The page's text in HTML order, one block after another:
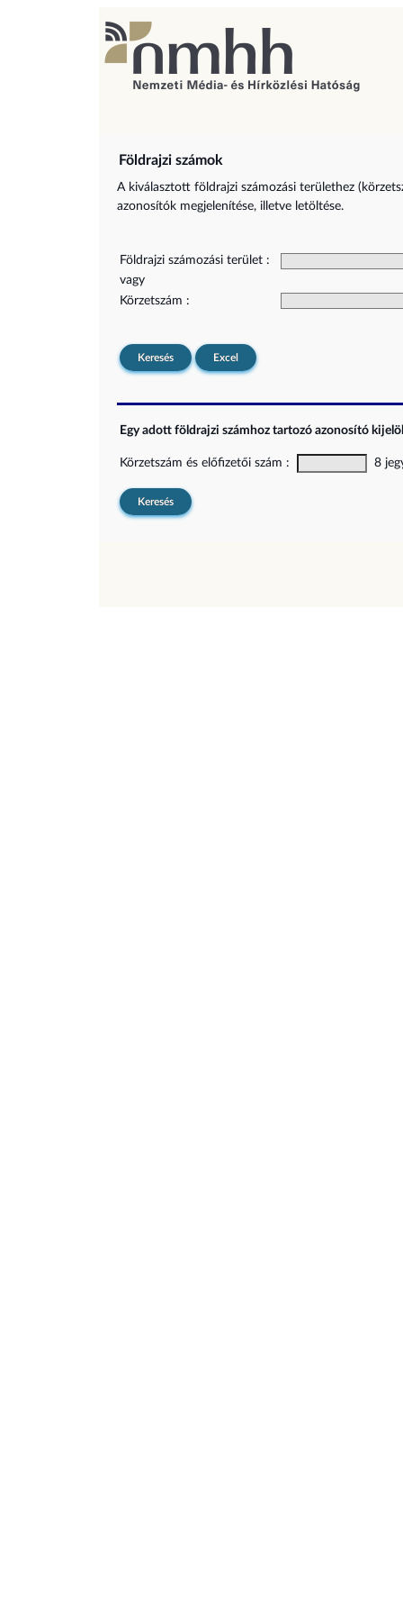
Földrajzi számok
A kiválasztott földrajzi számozási területhez
azonosítók megjelenítése, illetve letöltése.
Földrajzi számozási terület :
vagy
Körzetszám :
Keresés Excel
Egy adott földrajzi számhoz tartozó azonosító
Körzetszám és előfizetői szám : 8
Keresés